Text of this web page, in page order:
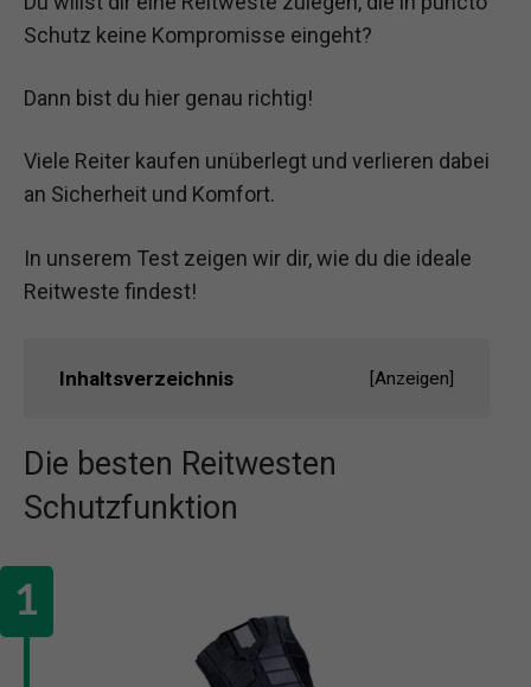
Schutz keine Kompromisse eingeht?
Dann bist du hier genau richtig!
Viele Reiter kaufen unüberlegt und verlieren dabei
an Sicherheit und Komfort.
In unserem Test zeigen wir dir, wie du die ideale
Reitweste findest!
Inhaltsverzeichnis [Anzeigen]
Die besten Reitwesten
Schutzfunktion